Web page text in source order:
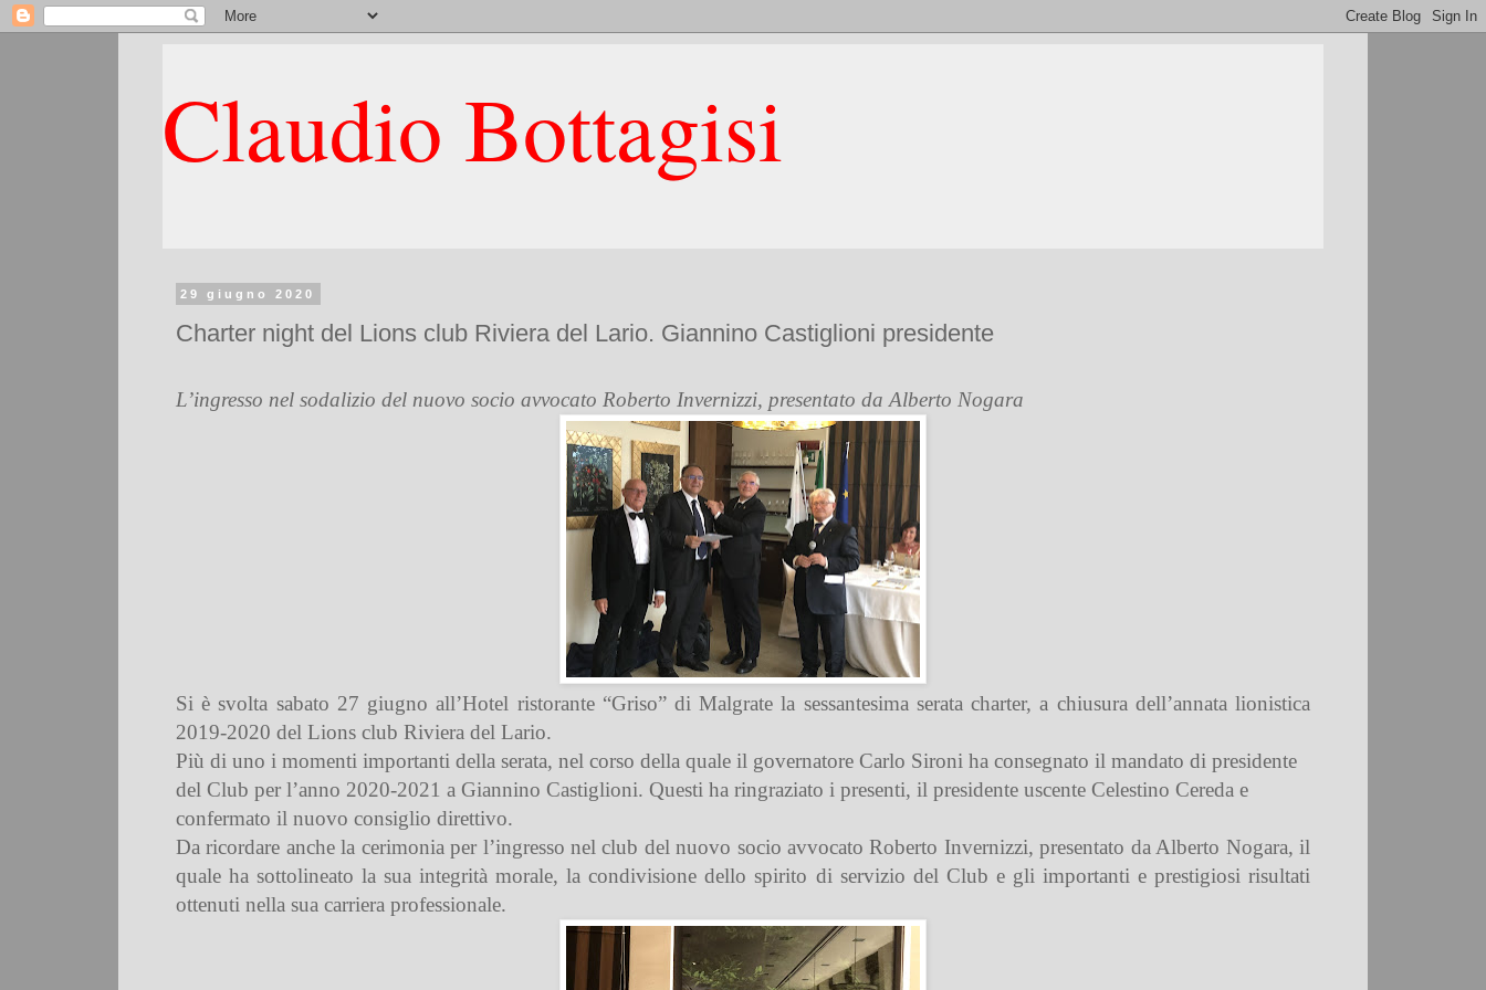
Claudio Bottagisi
29 giugno 2020
Charter night del Lions club Riviera del Lario. Giannino Castiglioni presidente
L’ingresso nel sodalizio del nuovo socio avvocato Roberto Invernizzi, presentato da Alberto Nogara
Si è svolta sabato 27 giugno all’Hotel ristorante “Griso” di Malgrate la sessantesima serata charter, a chiusura dell’annata lionistica
2019-2020 del Lions club Riviera del Lario.
Più di uno i momenti importanti della serata, nel corso della quale il governatore Carlo Sironi ha consegnato il mandato di presidente
del Club per l’anno 2020-2021 a Giannino Castiglioni. Questi ha ringraziato i presenti, il presidente uscente Celestino Cereda e
confermato il nuovo consiglio direttivo.
Da ricordare anche la cerimonia per l’ingresso nel club del nuovo socio avvocato Roberto Invernizzi, presentato da Alberto Nogara, il
quale ha sottolineato la sua integrità morale, la condivisione dello spirito di servizio del Club e gli importanti e prestigiosi risultati
ottenuti nella sua carriera professionale.